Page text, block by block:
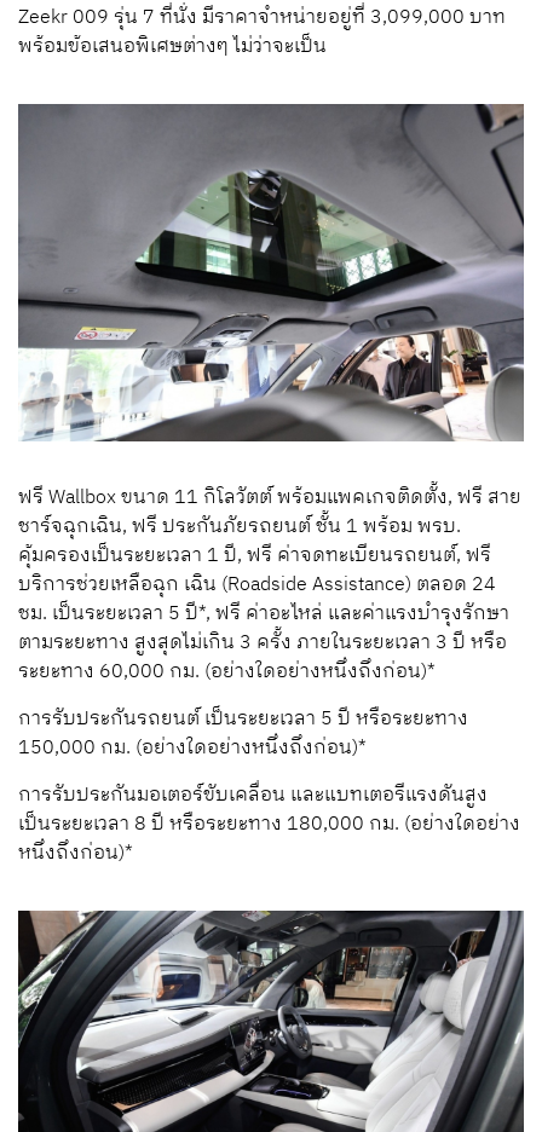
Zeekr 009 รุ่น 7 ที่นั่ง มีราคาจำหน่ายอยู่ที่ 3,099,000 บาท
พร้อมข้อเสนอพิเศษต่างๆ ไม่ว่าจะเป็น
ฟรี Wallbox ขนาด 11 กิโลวัตต์ พร้อมแพคเกจติดตั้ง, ฟรี สาย
ชาร์จฉุกเฉิน, ฟรี ประกันภัยรถยนต์ ชั้น 1 พร้อม พรบ.
คุ้มครองเป็นระยะเวลา 1 ปี, ฟรี ค่าจดทะเบียนรถยนต์, ฟรี
บริการช่วยเหลือฉุก เฉิน (Roadside Assistance) ตลอด 24
ชม. เป็นระยะเวลา 5 ปี*, ฟรี ค่าอะไหล่ และค่าแรงบำรุงรักษา
ตามระยะทาง สูงสุดไม่เกิน 3 ครั้ง ภายในระยะเวลา 3 ปี หรือ
ระยะทาง 60,000 กม. (อย่างใดอย่างหนึ่งถึงก่อน)*
การรับประกันรถยนต์ เป็นระยะเวลา 5 ปี หรือระยะทาง
150,000 กม. (อย่างใดอย่างหนึ่งถึงก่อน)*
การรับประกันมอเตอร์ขับเคลื่อน และแบทเตอรีแรงดันสูง
เป็นระยะเวลา 8 ปี หรือระยะทาง 180,000 กม. (อย่างใดอย่าง
หนึ่งถึงก่อน)*